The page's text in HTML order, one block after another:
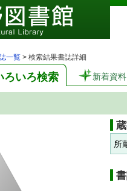
一覧 > 検索結果書誌詳細
ろいろ検索 新着資料
所